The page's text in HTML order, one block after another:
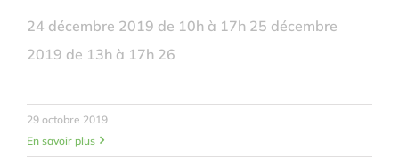
24 décembre 2019 de 10h à 17h 25 décembre
2019 de 13h à 17h 26
29 octobre 2019
En savoir plus